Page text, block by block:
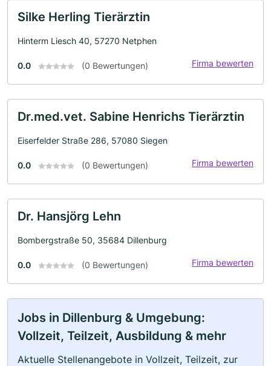
Silke Herling Tierärztin
Hinterm Liesch 40, 57270 Netphen
0.0 (0 Bewertungen) Firma bewerten
Dr.med.vet. Sabine Henrichs Tierärztin
Eiserfelder Straße 286, 57080 Siegen
0.0 (0 Bewertungen) Firma bewerten
Dr. Hansjörg Lehn
Bombergstraße 50, 35684 Dillenburg
0.0 (0 Bewertungen) Firma bewerten
Jobs in Dillenburg & Umgebung:
Vollzeit, Teilzeit, Ausbildung & mehr
Aktuelle Stellenangebote in Vollzeit, Teilzeit, zur